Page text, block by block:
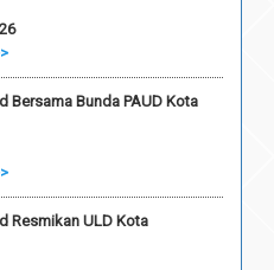
Bersama Bunda PAUD Kota
Resmikan ULD Kota